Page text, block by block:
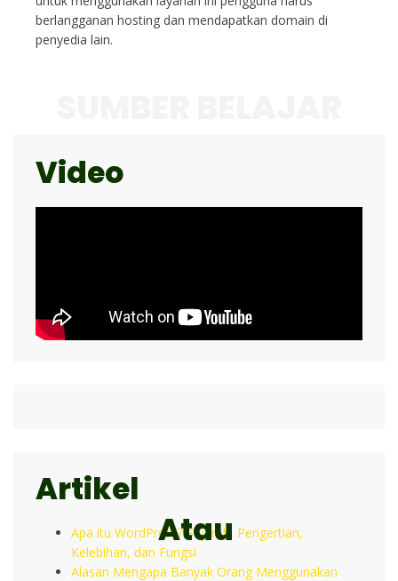
berlangganan hosting dan mendapatkan domain di
penyedia lain.
Video
Atau
Artikel
Apa itu WordPress? Sejarah, Pengertian,
Kelebihan, dan Fungsi
Alasan Mengapa Banyak Orang Menggunakan